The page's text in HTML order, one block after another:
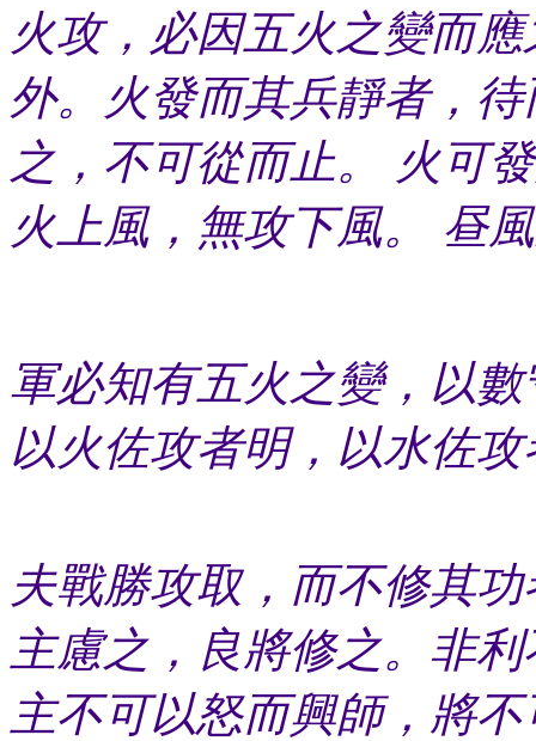
火攻，必因五火之變而
外。火發而其兵靜者，
之，不可從而止。 火可
火上風，無攻下風。 昼
軍必知有五火之變，以數
以火佐攻者明，以水佐
夫戰勝攻取，而不修其
主慮之，良將修之。非
主不可以怒而興師，將